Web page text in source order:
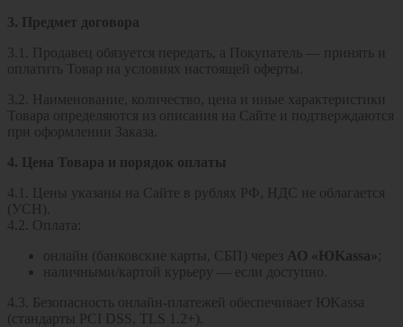
3. Предмет договора
3.1. Продавец обязуется передать, а Покупатель — принять и
оплатить Товар на условиях настоящей оферты.
3.2. Наименование, количество, цена и иные характеристики
Товара определяются из описания на Сайте и подтверждаются
при оформлении Заказа.
4. Цена Товара и порядок оплаты
4.1. Цены указаны на Сайте в рублях РФ, НДС не облагается
(УСН).
4.2. Оплата:
онлайн (банковские карты, СБП) через АО «ЮKassa»
наличными/картой курьеру — если доступно.
4.3. Безопасность онлайн‑платежей обеспечивает ЮKassa
(стандарты PCI DSS, TLS 1.2+).